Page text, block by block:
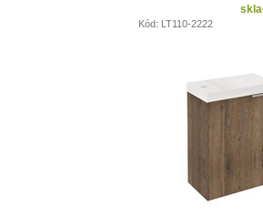
Kód: LT110-2222